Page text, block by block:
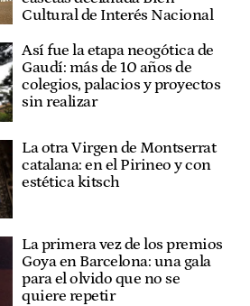
Cultural de Interés Nacional
Así fue la etapa neogótica de
Gaudí: más de 10 años de
colegios, palacios y proyectos
sin realizar
La otra Virgen de Montserrat
catalana: en el Pirineo y con
estética kitsch
La primera vez de los premios
Goya en Barcelona: una gala
para el olvido que no se
quiere repetir